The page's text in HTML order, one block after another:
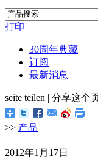
打印
30周年典藏
订阅
最新消息
seite teilen | 分享这个
>> 产品
2012年1月17日